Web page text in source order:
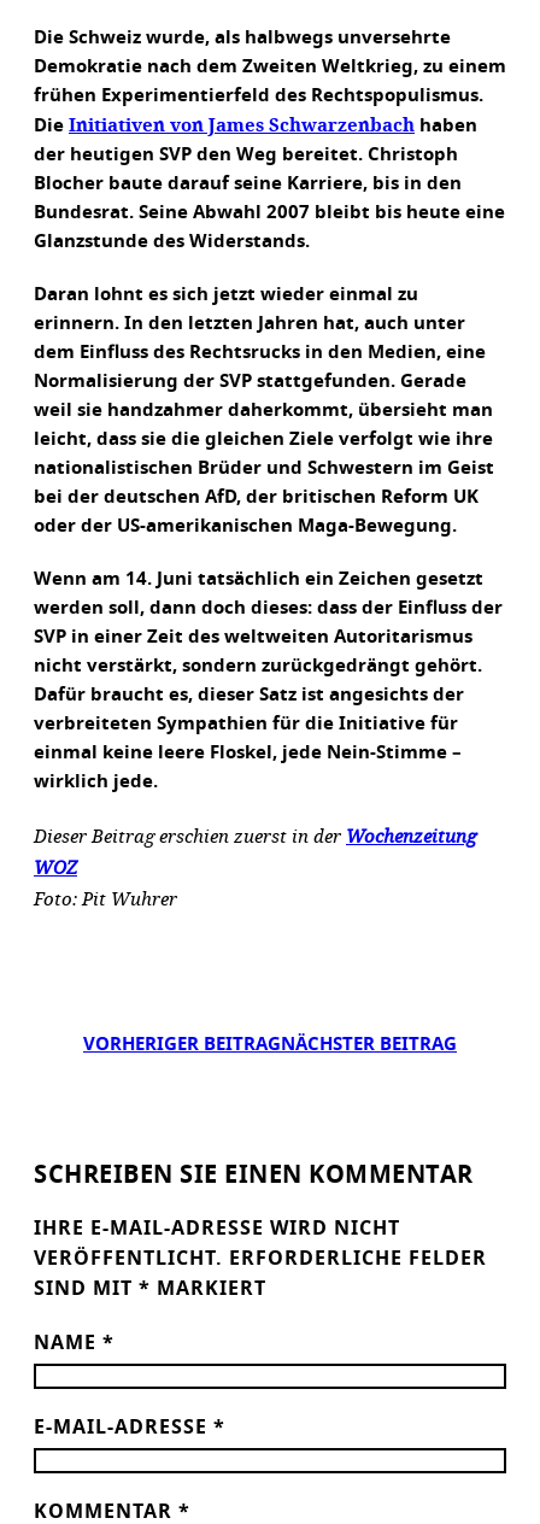
Die Schweiz wurde, als halbwegs unversehrte
Demokratie nach dem Zweiten Weltkrieg, zu einem
frühen Experimentierfeld des Rechtspopulismus.
Die Initiativen von James Schwarzenbach haben
der heutigen SVP den Weg bereitet. Christoph
Blocher baute darauf seine Karriere, bis in den
Bundesrat. Seine Abwahl 2007 bleibt bis heute eine
Glanzstunde des Widerstands.
Daran lohnt es sich jetzt wieder einmal zu
erinnern. In den letzten Jahren hat, auch unter
dem Einfluss des Rechtsrucks in den Medien, eine
Normalisierung der SVP stattgefunden. Gerade
weil sie handzahmer daherkommt, übersieht man
leicht, dass sie die gleichen Ziele verfolgt wie ihre
nationalistischen Brüder und Schwestern im Geist
bei der deutschen AfD, der britischen Reform UK
oder der US-amerikanischen Maga-Bewegung.
Wenn am 14. Juni tatsächlich ein Zeichen gesetzt
werden soll, dann doch dieses: dass der Einfluss der
SVP in einer Zeit des weltweiten Autoritarismus
nicht verstärkt, sondern zurückgedrängt gehört.
Dafür braucht es, dieser Satz ist angesichts der
verbreiteten Sympathien für die Initiative für
einmal keine leere Floskel, jede Nein-Stimme –
wirklich jede.
Dieser Beitrag erschien zuerst in der Wochenzeitung
WOZ
Foto: Pit Wuhrer
VORHERIGER BEITRAG NÄCHSTER BEITRAG
SCHREIBEN SIE EINEN KOMMENTAR
IHRE E-MAIL-ADRESSE WIRD NICHT
VERÖFFENTLICHT.
ERFORDERLICHE FELDER
SIND MIT * MARKIERT
NAME *
E-MAIL-ADRESSE *
KOMMENTAR *